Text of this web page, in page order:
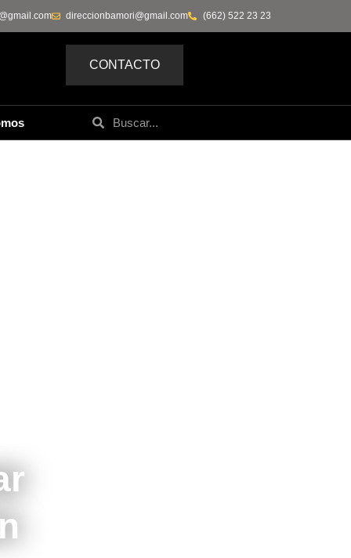
(662) 522 23 23
direccionbamori@gmail.com
CONTACTO